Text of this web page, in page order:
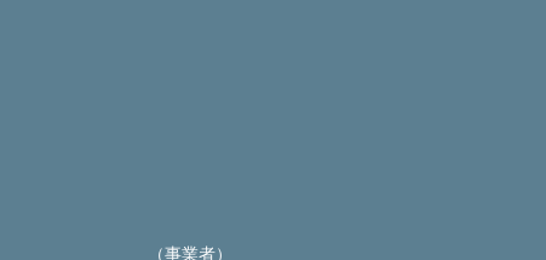
（事業者）